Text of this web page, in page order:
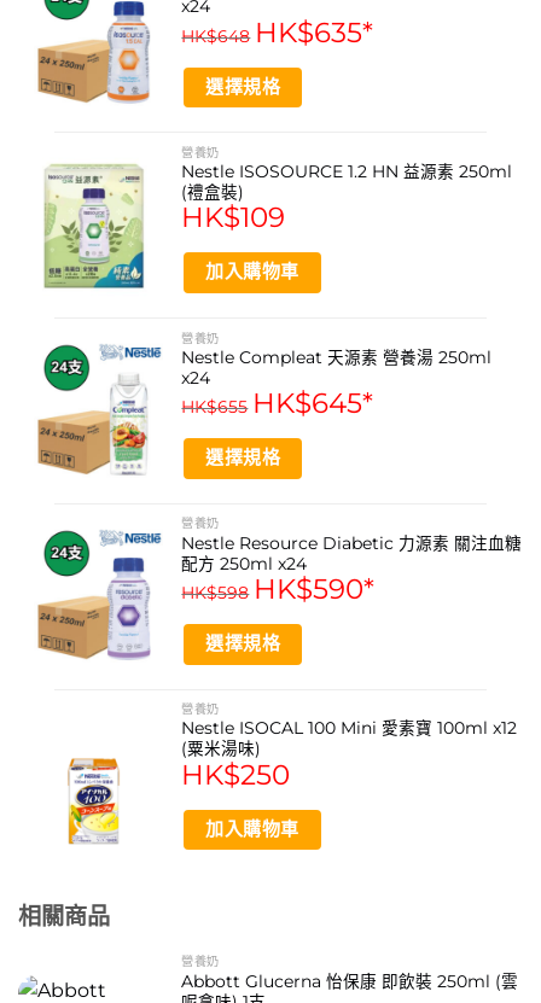
適用於術後恢復期營養支持
為食慾不振或進食困難者提供營養
產品名稱: 雀巢 Nestle Resource 2.0 力源素
規格: 200毫升 x 24支
能量密度: 2.0 千卡/毫升
每瓶(200毫升)營養成分: 蛋白質 18克 (18%)
每瓶(200毫升)營養成分: 碳水化合物 42.8克 (43%)
每瓶(200毫升)營養成分: 脂肪 17.4克 (39%)
特殊配方: 適合乳糖不耐受人士
特殊配方: 不含麩質
食用方式: 口服或管飼均可
資料來源
https://www.nestle.com.hk/en
https://www.nestle.com/
雀巢力源素 Resource 2.0 適合哪些人士飲用？
本品適合需要額外營養補充的人士，例如食慾不振、術後恢
復期、咀嚼或吞嚥困難，以及日常飲食無法滿足營養需求
Resource 2.0 應該如何飲用？有什麼注意事項？
飲用前請務必搖勻。開瓶後若未能立即飲用完畢，請妥善保
存並儘快飲用。具體儲存條件請參閱產品包裝說明。本品可
the
page
multiple
variants.
options
may
chosen
on
the
page
x24
HK$648 HK$635*
選擇規格
product
has
multiple
variants.
The
options
may
chosen
on
the
page
營養奶
Nestle ISOSOURCE 1.2 HN 益源素 250ml
(禮盒裝)
HK$109
加入購物車
營養奶
Nestle Compleat 天源素 營養湯 250ml
x24
HK$655 HK$645*
選擇規格
product
has
multiple
variants.
options
may
chosen
on
the
page
營養奶
Nestle Resource Diabetic 力源素 關注血糖
配方 250ml x24
HK$598 HK$590*
選擇規格
product
has
multiple
variants.
options
may
the
product
營養奶
Nestle ISOCAL 100 Mini 愛素寶 100ml x12
(粟米湯味)
HK$250
加入購物車
相關商品
營養奶
Abbott Glucerna 怡保康 即飲裝 250ml (雲